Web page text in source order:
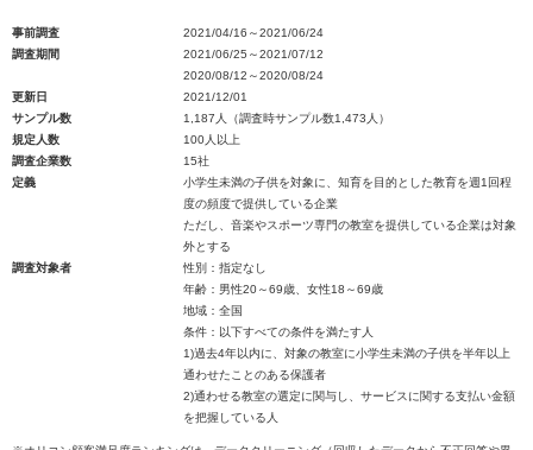
事前調査
2021/04/16～2021/06/24
調査期間
2021/06/25～2021/07/12
2020/08/12～2020/08/24
更新日
2021/12/01
サンプル数
1,187人（調査時サンプル数1,473人）
規定人数
100人以上
調査企業数
15社
定義
小学生未満の子供を対象に、知育を目的とした教育を週1回程
度の頻度で提供している企業
ただし、音楽やスポーツ専門の教室を提供している企業は対象
外とする
調査対象者
性別：指定なし
年齢：男性20～69歳、女性18～69歳
地域：全国
条件：以下すべての条件を満たす人
1)過去4年以内に、対象の教室に小学生未満の子供を半年以上
通わせたことのある保護者
2)通わせる教室の選定に関与し、サービスに関する支払い金額
を把握している人